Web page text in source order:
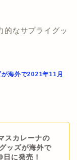
的なサプライグッ
が海外で2021年11月
スカレーナの
ッズが海外で
に発売！